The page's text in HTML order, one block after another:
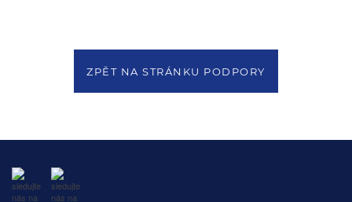
ZPĚT NA STRÁNKU PODPORY